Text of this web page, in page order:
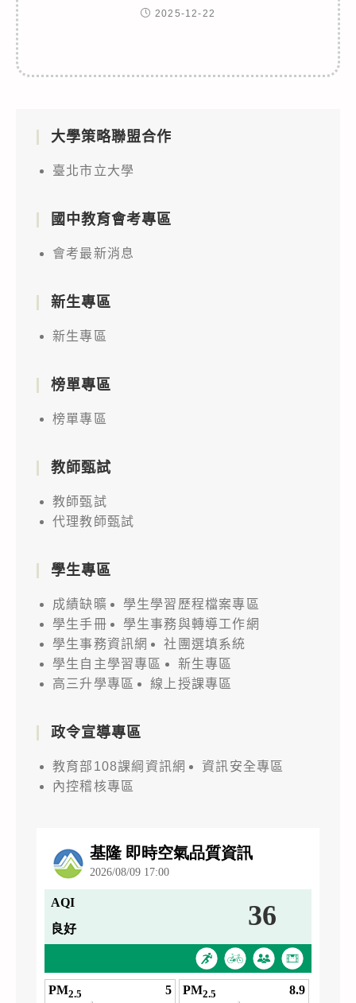
2025-12-22
大學策略聯盟合作
臺北市立大學
國中教育會考專區
會考最新消息
新生專區
新生專區
榜單專區
榜單專區
教師甄試
教師甄試
代理教師甄試
學生專區
成績缺曠
學生學習歷程檔案專區
學生手冊
學生事務與轉導工作網
學生事務資訊網
社團選填系統
學生自主學習專區
新生專區
高三升學專區
線上授課專區
政令宣導專區
教育部108課綱資訊網
資訊安全專區
內控稽核專區